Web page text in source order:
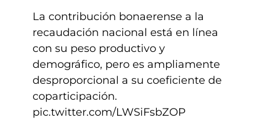
La contribución bonaerense a la
recaudación nacional está en línea
con su peso productivo y
demográfico, pero es ampliamente
desproporcional a su coeficiente de
coparticipación.
pic.twitter.com/LWSiFsbZOP